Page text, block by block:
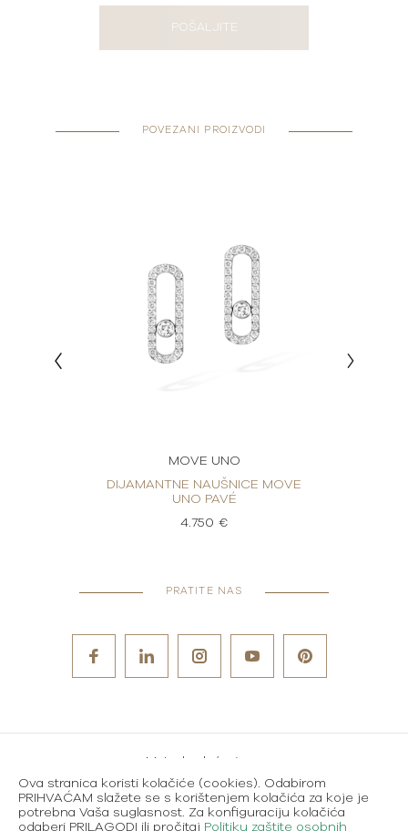
POŠALJITE
POVEZANI PROIZVODI
MOVE UNO
DIJAMANTNE NAUŠNICE MOVE
UNO PAVÉ
4.750 €
PRATITE NAS
Karijere
Uvjeti korištenja
Ova stranica koristi kolačiće (cookies). Odabirom
PRIHVAĆAM slažete se s korištenjem kolačića za koje je
potrebna Vaša suglasnost. Za konfiguraciju kolačića
odaberi PRILAGODI ili pročitaj Politiku zaštite osobnih